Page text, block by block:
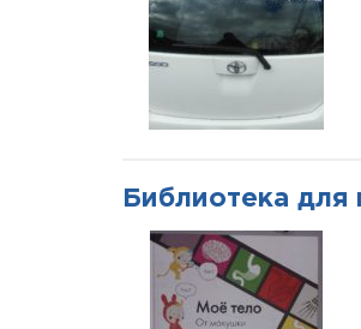
Библиотека